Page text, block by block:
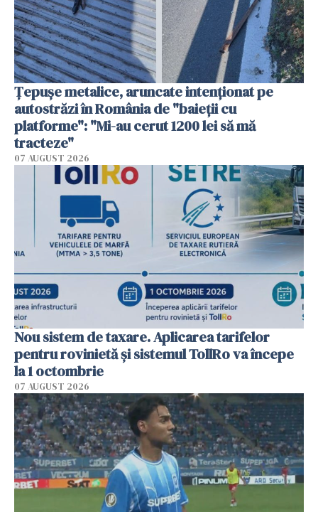
Țepușe metalice, aruncate intenționat pe
autostrăzi în România de "baieții cu
platforme": "Mi-au cerut 1200 lei să mă
tracteze"
07 AUGUST 2026
Nou sistem de taxare. Aplicarea tarifelor
pentru rovinietă şi sistemul TollRo va începe
la 1 octombrie
07 AUGUST 2026